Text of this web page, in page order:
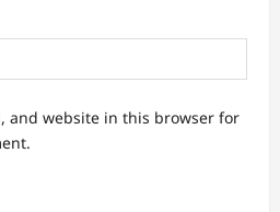
and website in this browser for